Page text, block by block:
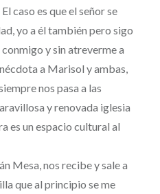
caso es que el señor se
yo a él también pero sigo
y sin atreverme a
a Marisol y ambas,
nos pasa a las
y renovada iglesia
es un espacio cultural al
Mesa, nos recibe y sale a
que al principio se me